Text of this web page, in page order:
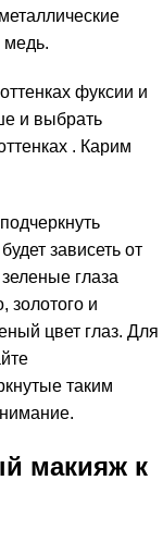
медь.
фуксии и
и выбрать
. Карим
зависеть от
глаза
золотого и
цвет глаз. Для
таким
макияж к